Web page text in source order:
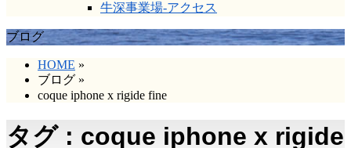
牛深事業場-アクセス
ブログ
HOME »
ブログ »
coque iphone x rigide fine
タグ : coque iphone x rigide